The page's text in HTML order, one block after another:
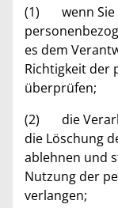
(1) wenn Sie
es dem
Richtigkeit der
überprüfen;
(2) die
die Löschung
ablehnen und
Nutzung der
verlangen;